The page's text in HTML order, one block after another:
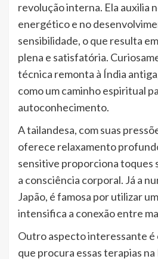
revolução interna. Ela auxilia
energético e no
sensibilidade, o que resulta
plena e satisfatória.
técnica remonta à Índia
como um caminho espiritual
autoconhecimento.
A tailandesa, com suas
oferece relaxamento
sensitive proporciona toques
a consciência corporal. Já a
Japão, é famosa por utilizar
intensifica a conexão entre
Outro aspecto interessante é
que procura essas terapias na